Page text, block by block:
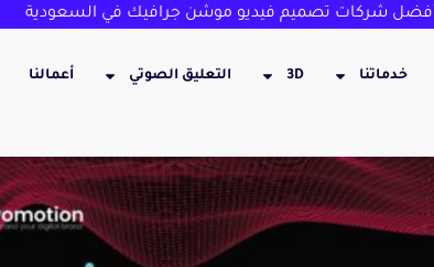
شركات تصميم فيديو موشن جرافيك في السعودية
خدماتنا 3D التعليق الصوتي أعمالنا